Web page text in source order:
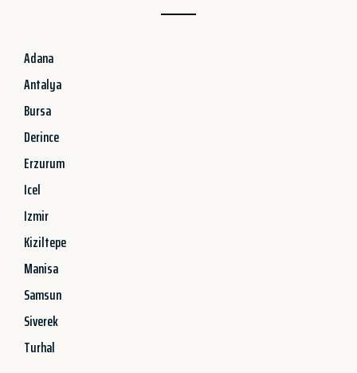
Adana
Antalya
Bursa
Derince
Erzurum
Icel
Izmir
Kiziltepe
Manisa
Samsun
Siverek
Turhal